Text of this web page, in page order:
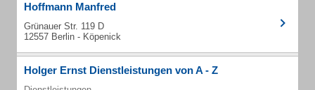
Hoffmann Manfred
Grünauer Str. 119 D
12557 Berlin - Köpenick
Holger Ernst Dienstleistungen von A - Z